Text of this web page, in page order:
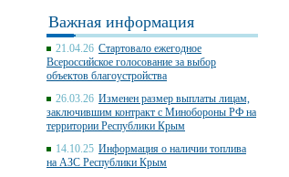
Важная информация
21.04.26 Стартовало ежегодное
Всероссийское голосование за выбор
объектов благоустройства
26.03.26 Изменен размер выплаты лицам,
заключившим контракт с Минобороны РФ на
территории Республики Крым
14.10.25 Информация о наличии топлива
на АЗС Республики Крым